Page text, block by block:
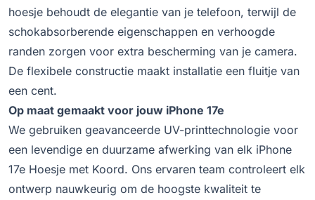
hoesje behoudt de elegantie van je telefoon, terwijl de
schokabsorberende eigenschappen en verhoogde
randen zorgen voor extra bescherming van je camera.
De flexibele constructie maakt installatie een fluitje van
een cent.
Op maat gemaakt voor jouw iPhone 17e
We gebruiken geavanceerde UV-printtechnologie voor
een levendige en duurzame afwerking van elk iPhone
17e Hoesje met Koord. Ons ervaren team controleert elk
ontwerp nauwkeurig om de hoogste kwaliteit te